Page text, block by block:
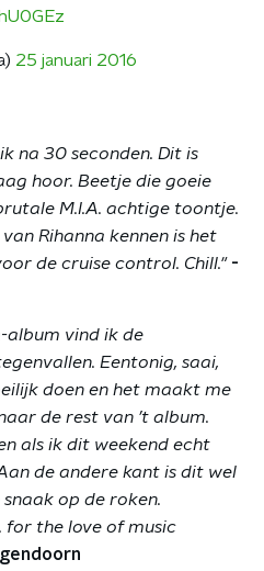
25 januari 2016
na 30 seconden. Dit is
hoor. Beetje die goeie
M.I.A. achtige toontje.
Rihanna kennen is het
de cruise control. Chill." -
album vind ik de
Eentonig, saai,
doen en het maakt me
de rest van ’t album.
als ik dit weekend echt
de andere kant is dit wel
op de roken.
for the love of music